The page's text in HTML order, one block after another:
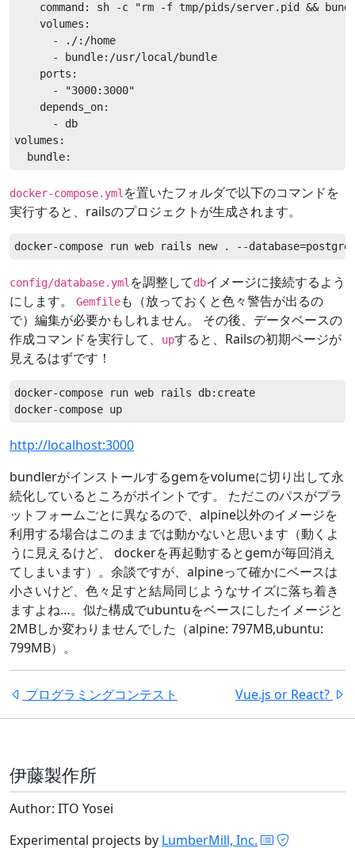
command: sh -c "rm -f tmp/pids/server.pid &&
    volumes:
      - ./:/home
      - bundle:/usr/local/bundle
    ports:
      - "3000:3000"
    depends_on:
      - db
volumes:
docker-compose.yml を置いたフォルダで以下のコマンドを
実行すると、railsのプロジェクトが生成されます。
config/database.yml を調整してdbイメージに接続するよう
にします。
Gemfileも（放っておくと色々警告が出るの
で）編集が必要かもしれません。 その後、データベースの
作成コマンドを実行して、
upすると、Railsの初期ページが
見えるはずです！
docker-compose run web rails db:create
http://localhost:3000
bundlerがインストールするgemをvolumeに切り出して永
続化しているところがポイントです。 ただこのパスがプラ
ットフォームごとに異なるので、alpine以外のイメージを
利用する場合はこのままでは動かないと思います（動くよ
うに見えるけど、 dockerを再起動するとgemが毎回消え
てしまいます）。余談ですが、alpineって確かにベースは
小さいけど、色々足すと結局同じようなサイズに落ち着き
ますよね…。似た構成でubuntuをベースにしたイメージと
2MBしか変わりませんでした（alpine: 797MB,ubuntu:
799MB）。
プログラミングコンテスト Vue.js or React?
伊藤製作所
Author: ITO Yosei
Experimental projects by LumberMill, Inc.